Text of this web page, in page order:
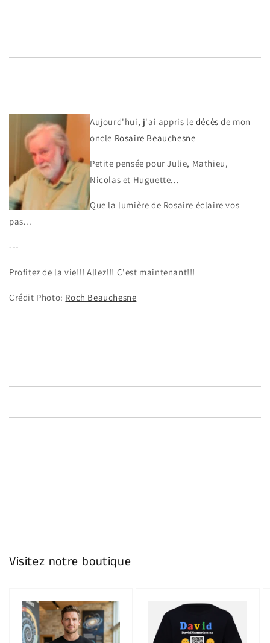
Aujourd'hui, j'ai appris le décès de mon
oncle Rosaire Beauchesne
Petite pensée pour Julie, Mathieu,
Nicolas et Huguette...
Que la lumière de Rosaire éclaire vos
pas...
---
Profitez de la vie!!! Allez!!! C'est maintenant!!!
Crédit Photo: Roch Beauchesne
Visitez notre boutique